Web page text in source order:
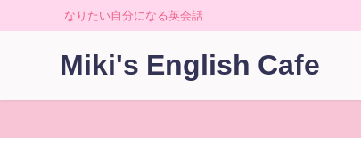
なりたい自分になる英会話
Miki's English Cafe